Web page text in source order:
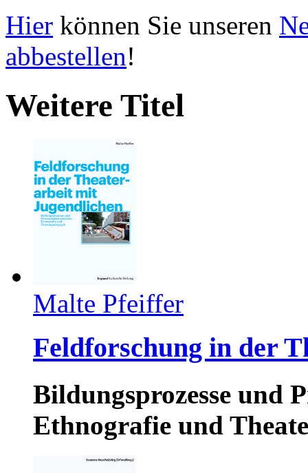
Hier können Sie unseren
abbestellen!
Weitere Titel
Malte Pfeiffer
Feldforschung in der
Bildungsprozesse und
Ethnografie und